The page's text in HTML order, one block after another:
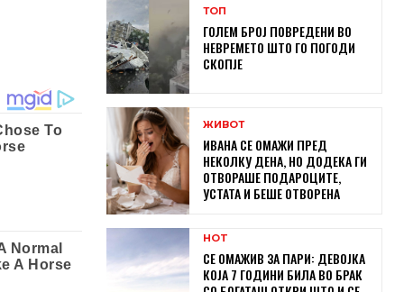
ТОП
ГОЛЕМ БРОЈ ПОВРЕДЕНИ ВО
НЕВРЕМЕТО ШТО ГО ПОГОДИ
СКОПЈЕ
ЖИВОТ
ИВАНА СЕ ОМАЖИ ПРЕД
НЕКОЛКУ ДЕНА, НО ДОДЕКА ГИ
ОТВОРАШЕ ПОДАРОЦИТЕ,
УСТАТА И БЕШЕ ОТВОРЕНА
HOT
СЕ ОМАЖИВ ЗА ПАРИ: ДЕВОЈКА
КОЈА 7 ГОДИНИ БИЛА ВО БРАК